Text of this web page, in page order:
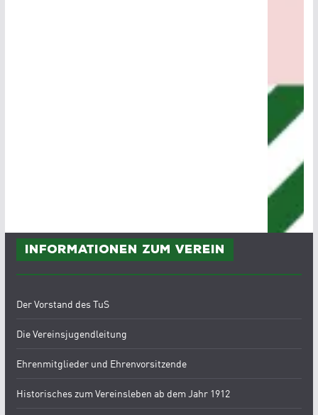
Informationen zum Verein
Der Vorstand des TuS
Die Vereinsjugendleitung
Ehrenmitglieder und Ehrenvorsitzende
Historisches zum Vereinsleben ab dem Jahr 1912